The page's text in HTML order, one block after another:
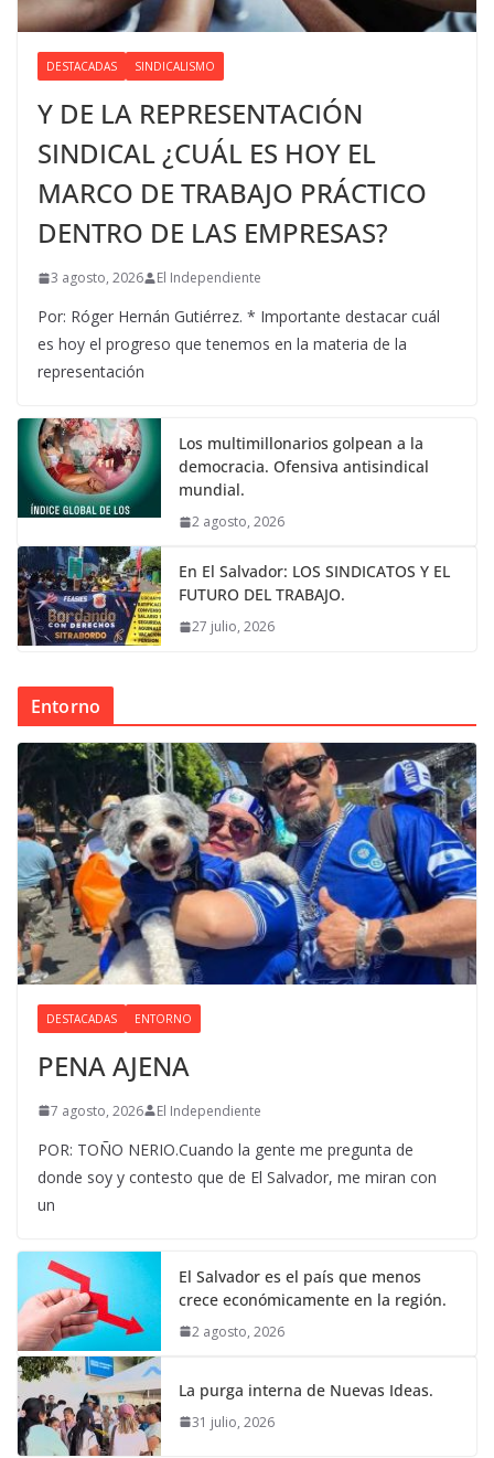
DESTACADAS SINDICALISMO
Y DE LA REPRESENTACIÓN
SINDICAL ¿CUÁL ES HOY EL
MARCO DE TRABAJO PRÁCTICO
DENTRO DE LAS EMPRESAS?
3 agosto, 2026 El Independiente
Por: Róger Hernán Gutiérrez. * Importante destacar cuál
es hoy el progreso que tenemos en la materia de la
representación
Los multimillonarios golpean a la
democracia. Ofensiva antisindical
mundial.
2 agosto, 2026
En El Salvador: LOS SINDICATOS Y EL
FUTURO DEL TRABAJO.
27 julio, 2026
Entorno
DESTACADAS ENTORNO
PENA AJENA
7 agosto, 2026 El Independiente
POR: TOÑO NERIO.Cuando la gente me pregunta de
donde soy y contesto que de El Salvador, me miran con
un
El Salvador es el país que menos
crece económicamente en la región.
2 agosto, 2026
La purga interna de Nuevas Ideas.
31 julio, 2026